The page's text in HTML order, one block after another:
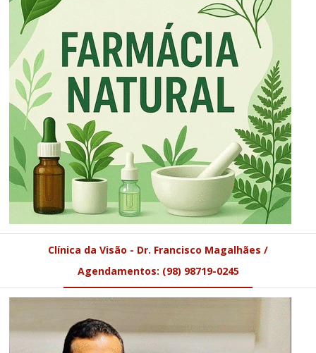
Clínica da Visão - Dr. Francisco Magalhães /
Agendamentos: (98) 98719-0245